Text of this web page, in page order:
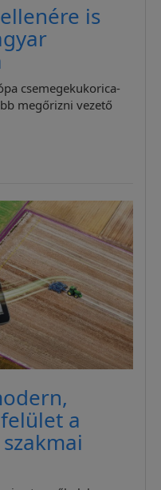
is
csemegekukorica-
megőrizni vezető
a